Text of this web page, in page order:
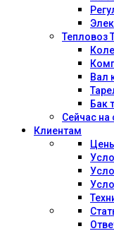
Тепловоз
Вал
Бак
Сейчас на
Клиентам